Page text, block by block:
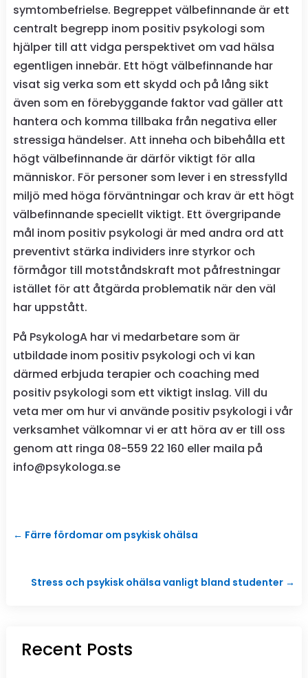
symtombefrielse. Begreppet välbefinnande är ett
centralt begrepp inom positiv psykologi som
hjälper till att vidga perspektivet om vad hälsa
egentligen innebär. Ett högt välbefinnande har
visat sig verka som ett skydd och på lång sikt
även som en förebyggande faktor vad gäller att
hantera och komma tillbaka från negativa eller
stressiga händelser. Att inneha och bibehålla ett
högt välbefinnande är därför viktigt för alla
människor. För personer som lever i en stressfylld
miljö med höga förväntningar och krav är ett högt
välbefinnande speciellt viktigt. Ett övergripande
mål inom positiv psykologi är med andra ord att
preventivt stärka individers inre styrkor och
förmågor till motståndskraft mot påfrestningar
istället för att åtgärda problematik när den väl
har uppstått.
På PsykologA har vi medarbetare som är
utbildade inom positiv psykologi och vi kan
därmed erbjuda terapier och coaching med
positiv psykologi som ett viktigt inslag. Vill du
veta mer om hur vi använde positiv psykologi i vår
verksamhet välkomnar vi er att höra av er till oss
genom att ringa 08-559 22 160 eller maila på
info@psykologa.se
← Färre fördomar om psykisk ohälsa
Stress och psykisk ohälsa vanligt bland studenter →
Recent Posts